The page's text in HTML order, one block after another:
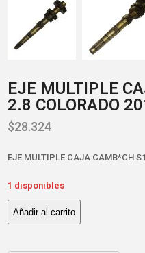
EJE MULTIPLE
2.8 COLORADO
$28.324
EJE MULTIPLE CAJA CAMB*CH
1 disponibles
EJE
Añadir al carrito